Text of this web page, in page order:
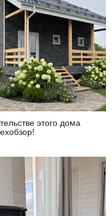
этого дома